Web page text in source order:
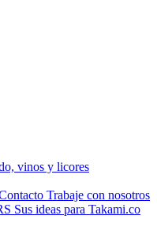
vinos y licores
Trabaje con nosotros
Sus ideas para Takami.co